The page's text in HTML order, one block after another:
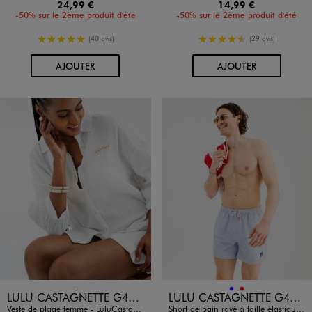
24,99 €
-50% sur le 2ème produit d'été
5/5 de moyenne
(40 avis)
AJOUTERAU PANIER
14,99 €
-50% sur le 2ème produit d'été
4.5/5 de moyenne
(29 avis)
AJOUTERAU PANIER
Disponible en 1 coloris LULU CASTAGNETTE G4G D
Veste de plage femme - LuluCastagnette
Disponible en 2 coloris
BLEUROUGE LULU CASTAGNETTE G4G D
Short de bain rayé à taille élastiqué homme - LuluCastagnette